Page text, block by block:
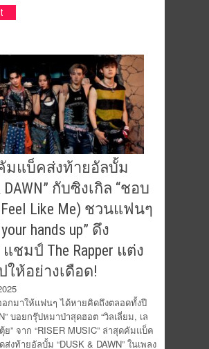
คัมแบ็คส่งท้ายอัลบั้ม
DAWN” กับซิงเกิล “ชอบ
Like Me) ชวนแฟนๆ
hands up” ดึง
แชมป์ The Rapper แต่ง
ห้อย่างเดือด!
อกมาให้แฟนๆ ได้หายคิดถึงตลอดทั้งปี
บอยกรุ๊ปหมาป่าสุดฮอต “วิลเลี่ยม, เล
” จาก “RISER MUSIC” ล่าสุดคัมแบ็ค
ส่งท้ายอัลบั้ม “DUSK & DAWN” ในเพลง